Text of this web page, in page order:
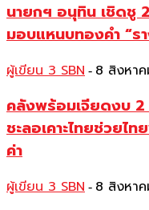
นายกฯ อนุทิน เชิดชู
มอบแหนบทองคำ “ร
ผู้เขียน 3 SBN - 8 สิงหา
คลังพร้อมเจียดงบ 2
ชะลอเคาะไทยช่วยไ
ค่า
ผู้เขียน 3 SBN - 8 สิงหา